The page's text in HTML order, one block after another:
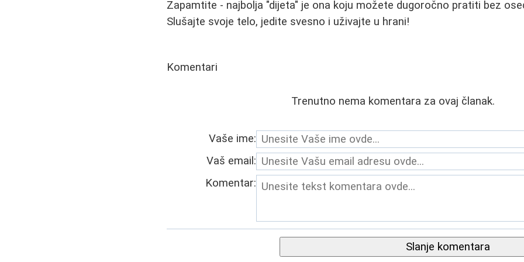
Zapamtite - najbolja "dijeta" je ona koju možete dugoročno pratiti bez
Slušajte svoje telo, jedite svesno i uživajte u hrani!
Komentari
Trenutno nema komentara za ovaj članak.
Vaše ime:
Vaš email:
Komentar:
Slanje komentara